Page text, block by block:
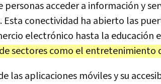
personas acceder a información y
Esta conectividad ha abierto las
electrónico hasta la educación
sectores como el entretenimiento
las aplicaciones móviles y su